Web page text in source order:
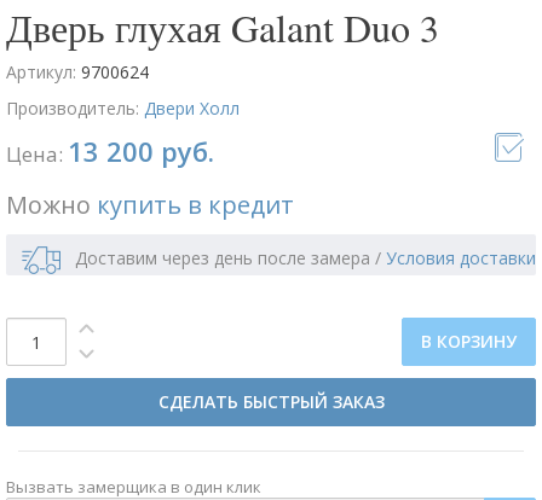
Дверь глухая Galant Duo 3
Артикул: 9700624
Производитель: Двери Холл
Цена: 13 200 руб.
Можно купить в кредит
Доставим через день после замера / Условия доставки
В КОРЗИНУ
СДЕЛАТЬ БЫСТРЫЙ ЗАКАЗ
Вызвать замерщика в один клик